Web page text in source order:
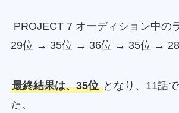
PROJECT 7 オーディション中の
29位 → 35位 → 36位 → 35位 → 28
最終結果は、35位 となり、11話
た。